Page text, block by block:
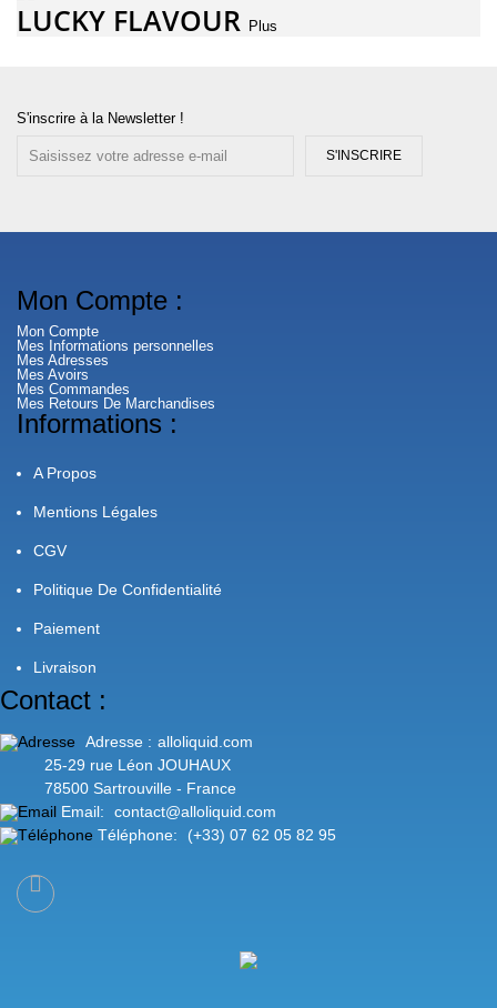
LUCKY FLAVOUR Plus
S'inscrire à la Newsletter !
S'INSCRIRE
Mon Compte :
Mon Compte
Mes Informations personnelles
Mes Adresses
Mes Avoirs
Mes Commandes
Mes Retours De Marchandises
Informations :
A Propos
Mentions Légales
CGV
Politique De Confidentialité
Paiement
Livraison
Contact :
Adresse : alloliquid.com
25-29 rue Léon JOUHAUX
78500 Sartrouville - France
Email:
contact@alloliquid.com
Téléphone:
(+33) 07 62 05 82 95